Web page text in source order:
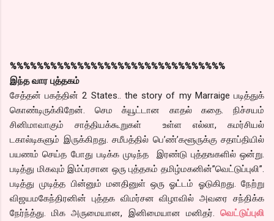
%%%%%%%%%%%%%%%%%%%%%%%%%%%%%%%%
இந்த வார புத்தகம்
சேத்தன் பகத்தின் 2 States.. the story of my Marraige படித்துக்
கொண்டிருக்கிறேன். செம க்யூட்டான காதல் கதை. நிச்சயம்
சினிமாவாகும் சாத்தியக்கூறுகள் உள்ள எல்லா, கமர்சியல்
டகால்டிகளும் இருக்கிறது. சமீபத்தில் பெ’ண்’களூருக்கு சதாப்தியில்
பயணம் செய்த போது படிக்க முடிந்த இரண்டு புத்தஙகளில் ஒன்று.
படித்து மிகவும் இம்ப்ரசான ஒரு புத்தகம் தமிழ்மகனின்”வெட்டுப்புலி”.
படித்து முடித்த பின்னும் மனதினுள் ஒரு ஓட்டம் ஓடுகிறது. நேற்று
விஜயமகேந்திரனின் புத்தக விமர்சன விழாவில் அவரை சந்திக்க
நேர்ந்த்து. மிக அருமையான, இனிமையான மனிதர். வெட்டுப்புலி